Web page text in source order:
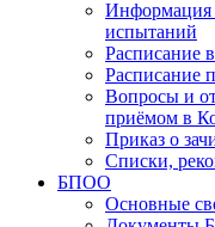
Информация
испытаний
Расписание
Расписание
Вопросы и
приёмом в
Приказ о
Списки,
БПОО
Основные